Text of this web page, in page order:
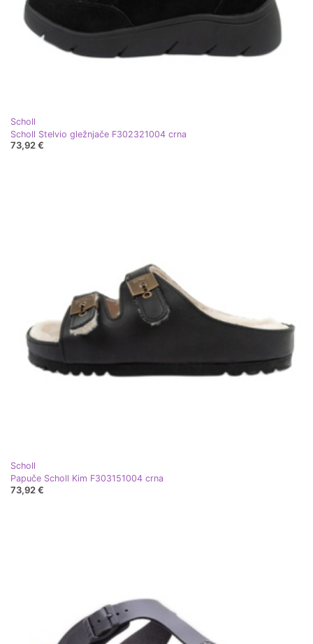
Scholl
Scholl Stelvio gležnjače F302321004 crna
73,92 €
Scholl
Papuče Scholl Kim F303151004 crna
73,92 €